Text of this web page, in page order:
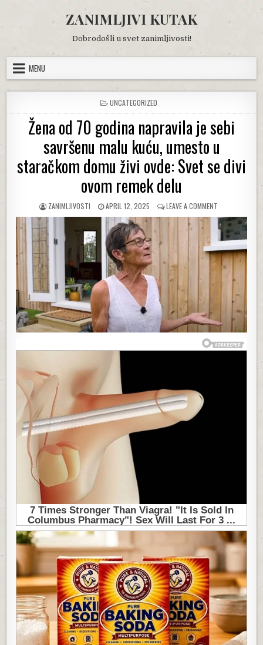
content
ZANIMLJIVI KUTAK
Dobrodošli u svet zanimljivosti!
MENU
POSTED
IN
UNCATEGORIZED
Žena od 70 godina napravila je sebi
savršenu malu kuću, umesto u
staračkom domu živi ovde: Svet se divi
ovom remek delu
AUTHOR:
ZANIMLJIVOSTI
PUBLISHED
DATE:
APRIL 12, 2025 LEAVE A COMMENT
ŽENA
OD
70
GODINA
NAPRAVILA
JE
SEBI
SAVRŠENU
KUĆU,
UMESTO
U
STARAČKOM
DOMU